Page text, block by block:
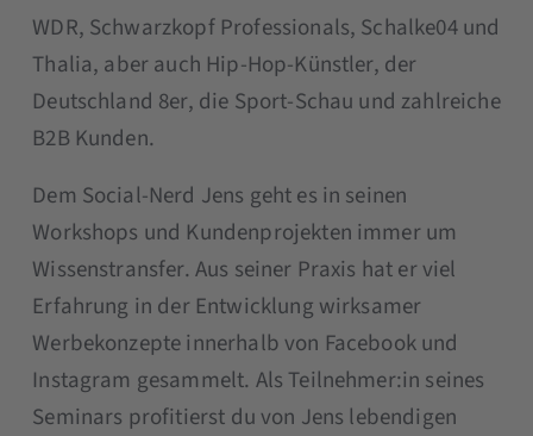
WDR, Schwarzkopf Professionals, Schalke04 und
Thalia, aber auch Hip-Hop-Künstler, der
Deutschland 8er, die Sport-Schau und zahlreiche
B2B Kunden.
Dem Social-Nerd Jens geht es in seinen
Workshops und Kundenprojekten immer um
Wissenstransfer. Aus seiner Praxis hat er viel
Erfahrung in der Entwicklung wirksamer
Werbekonzepte innerhalb von Facebook und
Instagram gesammelt. Als Teilnehmer:in seines
Seminars profitierst du von Jens lebendigen